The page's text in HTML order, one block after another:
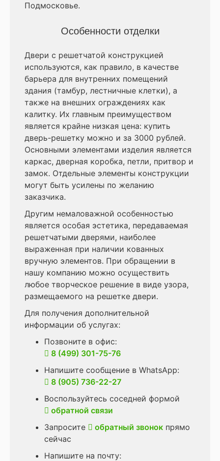
Подмосковье.
Особенности отделки
Двери с решетчатой конструкцией
используются, как правило, в качестве
барьера для внутренних помещений
здания (тамбур, лестничные клетки), а
также на внешних ограждениях как
калитку. Их главным преимуществом
является крайне низкая цена: купить
дверь-решетку можно и за 3000 рублей.
Основными элементами изделия является
каркас, дверная коробка, петли, притвор и
замок. Отдельные элементы конструкции
могут быть усилены по желанию
заказчика.
Другим немаловажной особенностью
является особая эстетика, передаваемая
решетчатыми дверями, наиболее
выраженная при наличии кованных
вручную элементов. При обращении в
нашу компанию можно осуществить
любое творческое решение в виде узора,
размещаемого на решетке двери.
Для получения дополнительной
информации об услугах:
Позвоните в офис:
8 (499) 301-75-76
Напишите сообщение в WhatsApp:
8 (905) 736-22-27
Воспользуйтесь соседней формой
обратной связи
Запросите
обратный звонок прямо
сейчас
Напишите на почту: